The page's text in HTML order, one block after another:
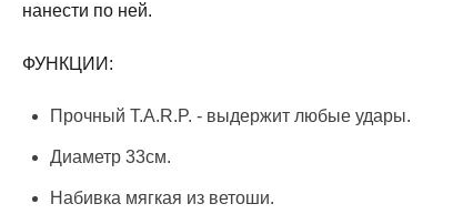
нанести по ней.
ФУНКЦИИ:
Прочный T.A.R.P. - выдержит любые удары.
Диаметр 33см.
Набивка мягкая из ветоши.